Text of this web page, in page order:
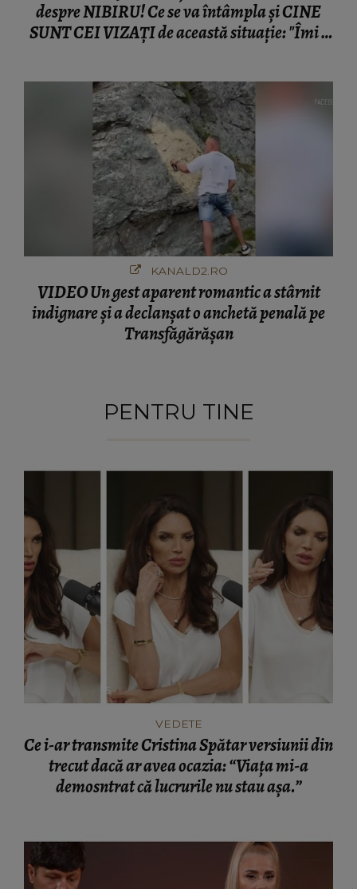
despre NIBIRU! Ce se va întâmpla și CINE
SUNT CEI VIZAȚI de această situație: "Îmi e
KANALD2.RO
VIDEO Un gest aparent romantic a stârnit
indignare și a declanșat o anchetă penală pe
Transfăgărășan
PENTRU TINE
VEDETE
Ce i-ar transmite Cristina Spătar versiunii din
trecut dacă ar avea ocazia: “Viața mi-a
demosntrat că lucrurile nu stau așa.”